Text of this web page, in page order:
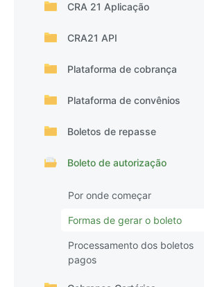
CRA 21 Aplicação
CRA21 API
Plataforma de cobrança
Plataforma de convênios
Boletos de repasse
Boleto de autorização
Por onde começar
Formas de gerar o boleto
Processamento dos boletos
pagos